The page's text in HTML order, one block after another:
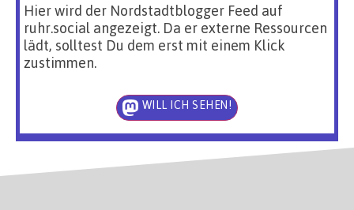
Hier wird der Nordstadtblogger Feed auf
ruhr.social angezeigt. Da er externe Ressourcen
lädt, solltest Du dem erst mit einem Klick
zustimmen.
WILL ICH SEHEN!